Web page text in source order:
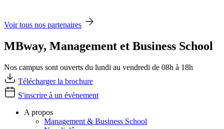
Voir tous nos partenaires
MBway, Management et Business School
Nos campus sont ouverts du lundi au vendredi de 08h à 18h
Télécharger la brochure
S'inscrire à un évènement
A propos
Management & Business School